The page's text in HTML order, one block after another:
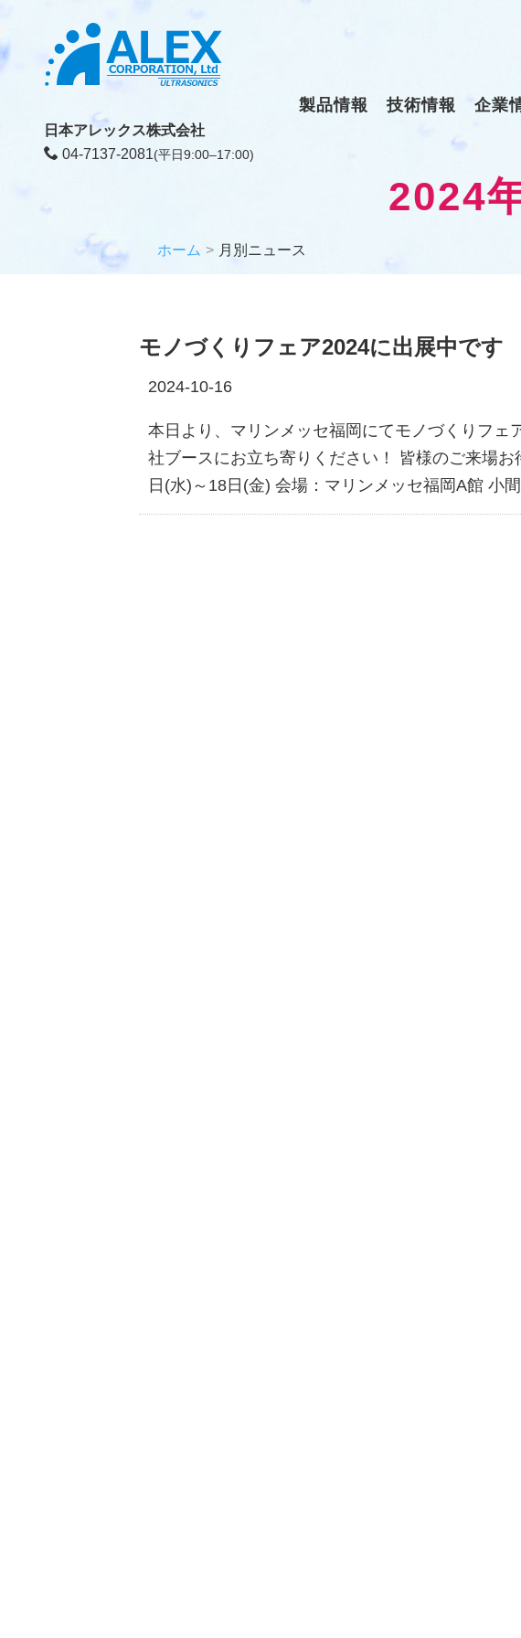
製品情報 技術情報 企業
日本アレックス株式会社
04-7137-2081(平日9:00–17:00)
2024
ホーム 月別ニュース
モノづくりフェア2024に出展中です
2024-10-16
本日より、マリンメッセ福岡にてモノづくりフェ
社ブースにお立ち寄りください！ 皆様のご来場
日(水)～18日(金) 会場：マリンメッセ福岡A館 小